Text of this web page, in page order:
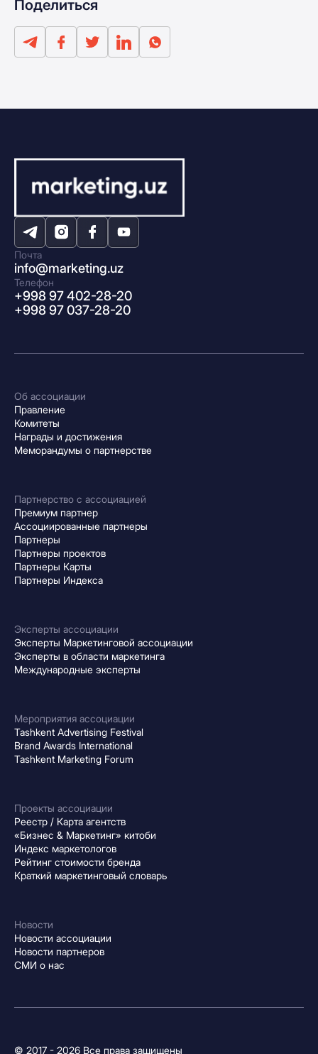
Поделиться
Почта
info@marketing.uz
Телефон
+998 97 402-28-20
+998 97 037-28-20
Об ассоциации
Правление
Комитеты
Награды и достижения
Меморандумы о партнерстве
Партнерство с ассоциацией
Премиум партнер
Ассоциированные партнеры
Партнеры
Партнеры проектов
Партнеры Карты
Партнеры Индекса
Эксперты ассоциации
Эксперты Маркетинговой ассоциации
Эксперты в области маркетинга
Международные эксперты
Мероприятия ассоциации
Tashkent Advertising Festival
Brand Awards International
Tashkent Marketing Forum
Проекты ассоциации
Реестр / Карта агентств
«Бизнес & Маркетинг» китоби
Индекс маркетологов
Рейтинг стоимости бренда
Краткий маркетинговый словарь
Новости
Новости ассоциации
Новости партнеров
СМИ о нас
© 2017 - 2026 Все права защищены